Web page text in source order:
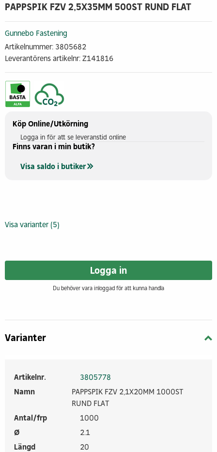
PAPPSPIK FZV 2,5X35MM 500ST RUND FLAT
Gunnebo Fastening
Artikelnummer: 3805682
Leverantörens artikelnr: Z141816
Köp Online/Utkörning
Logga in för att se leveranstid online
Finns varan i min butik?
Visa saldo i butiker
Visa varianter (5)
Logga in
Du behöver vara inloggad för att kunna handla
Varianter
Artikelnr.
3805778
Namn
PAPPSPIK FZV 2,1X20MM 1000ST
RUND FLAT
Antal/frp
1000
Ø
2.1
Längd
20